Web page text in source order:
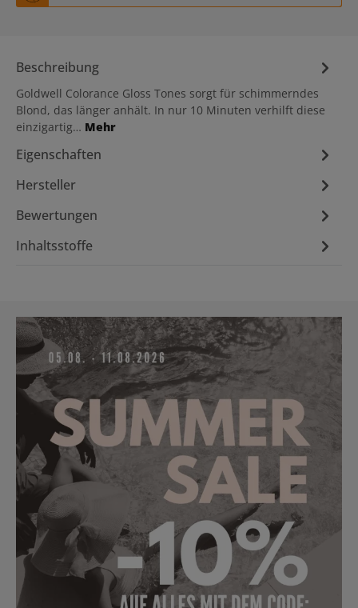
Beschreibung
Goldwell Colorance Gloss Tones sorgt für schimmerndes
Blond, das länger anhält. In nur 10 Minuten verhilft diese
einzigartig… Mehr
Eigenschaften
Hersteller
Bewertungen
Inhaltsstoffe